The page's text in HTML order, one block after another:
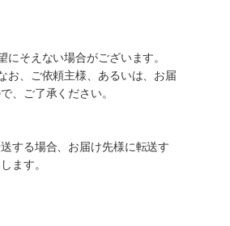
そえない場合がございます。
お、ご依頼主様、あるいは、お届
、ご了承ください。
する場合、お届け先様に転送す
ます。